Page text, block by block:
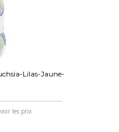
Lilas-Jaune-
les prix